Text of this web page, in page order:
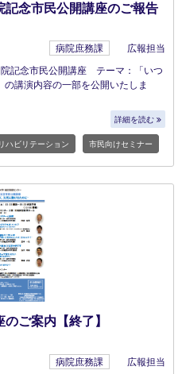
記念市民公開講座のご報告
病院庶務課
広報担当
記念市民公開講座 テーマ：「いつ
講演内容の一部を公開いたしま
詳細を読む
リハビリテーション 市民向けセミナー
ご案内【終了】
病院庶務課
広報担当